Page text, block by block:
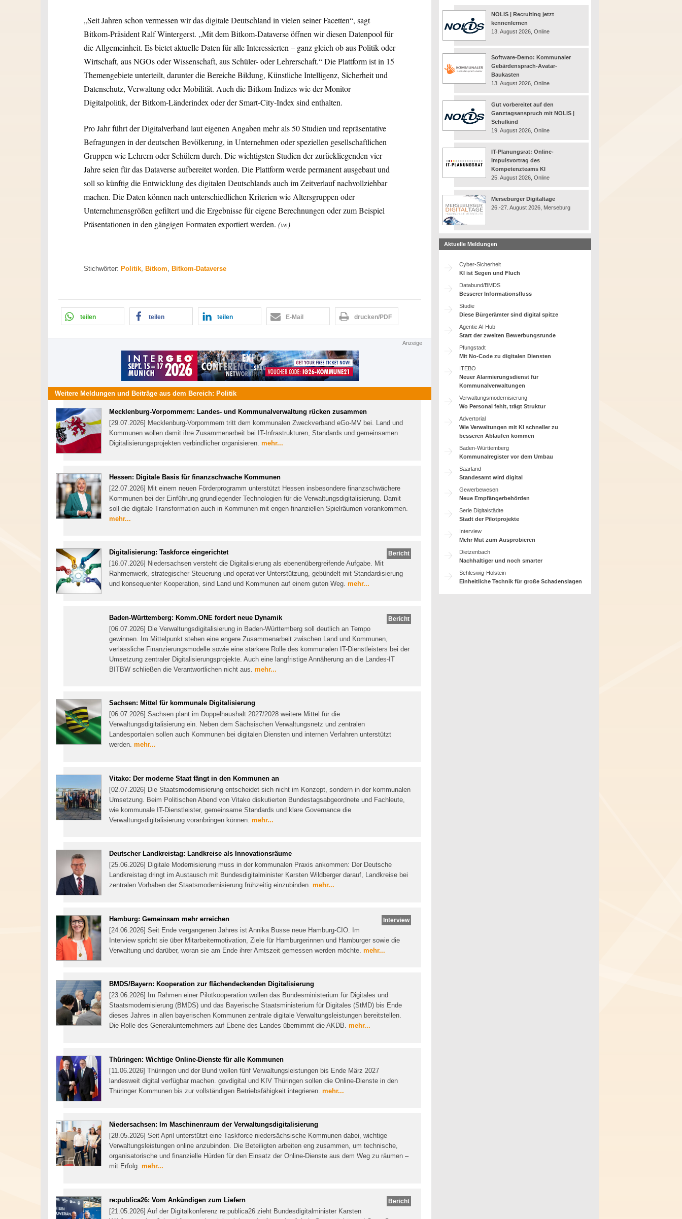
„Seit Jahren schon vermessen wir das digitale Deutschland in vielen seiner Facetten“, sagt
Bitkom-Präsident Ralf Wintergerst. „Mit dem Bitkom-Dataverse öffnen wir diesen Datenpool für
die Allgemeinheit. Es bietet aktuelle Daten für alle Interessierten – ganz gleich ob aus Politik oder
Wirtschaft, aus NGOs oder Wissenschaft, aus Schüler- oder Lehrerschaft.“ Die Plattform ist in 15
Themengebiete unterteilt, darunter die Bereiche Bildung, Künstliche Intelligenz, Sicherheit und
Datenschutz, Verwaltung oder Mobilität. Auch die Bitkom-Indizes wie der Monitor
Digitalpolitik, der Bitkom-Länderindex oder der Smart-City-Index sind enthalten.
Pro Jahr führt der Digitalverband laut eigenen Angaben mehr als 50 Studien und repräsentative
Befragungen in der deutschen Bevölkerung, in Unternehmen oder speziellen gesellschaftlichen
Gruppen wie Lehrern oder Schülern durch. Die wichtigsten Studien der zurückliegenden vier
Jahre seien für das Dataverse aufbereitet worden. Die Plattform werde permanent ausgebaut und
soll so künftig die Entwicklung des digitalen Deutschlands auch im Zeitverlauf nachvollziehbar
machen. Die Daten können nach unterschiedlichen Kriterien wie Altersgruppen oder
Unternehmensgrößen gefiltert und die Ergebnisse für eigene Berechnungen oder zum Beispiel
Präsentationen in den gängigen Formaten exportiert werden. (ve)
Stichwörter: Politik Bitkom Bitkom-Dataverse
teilen teilen teilen E-Mail drucken/PDF
Anzeige
Weitere Meldungen und Beiträge aus dem Bereich: Politik
Mecklenburg-Vorpommern: Landes- und Kommunalverwaltung rücken zusammen
[29.07.2026] Mecklenburg-Vorpommern tritt dem kommunalen Zweckverband eGo-MV bei. Land und
Kommunen wollen damit ihre Zusammenarbeit bei IT-Infrastrukturen, Standards und gemeinsamen
Digitalisierungsprojekten verbindlicher organisieren. mehr...
Hessen: Digitale Basis für finanzschwache Kommunen
[22.07.2026] Mit einem neuen Förderprogramm unterstützt Hessen insbesondere finanzschwächere
Kommunen bei der Einführung grundlegender Technologien für die Verwaltungsdigitalisierung. Damit
soll die digitale Transformation auch in Kommunen mit engen finanziellen Spielräumen vorankommen.
mehr...
Bericht
Digitalisierung: Taskforce eingerichtet
[16.07.2026] Niedersachsen versteht die Digitalisierung als ebenenübergreifende Aufgabe. Mit
Rahmenwerk, strategischer Steuerung und operativer Unterstützung, gebündelt mit Standardisierung
und konsequenter Kooperation, sind Land und Kommunen auf einem guten Weg. mehr...
Bericht
Baden-Württemberg: Komm.ONE fordert neue Dynamik
[06.07.2026] Die Verwaltungsdigitalisierung in Baden-Württemberg soll deutlich an Tempo
gewinnen. Im Mittelpunkt stehen eine engere Zusammenarbeit zwischen Land und Kommunen,
verlässliche Finanzierungsmodelle sowie eine stärkere Rolle des kommunalen IT-Dienstleisters bei der
Umsetzung zentraler Digitalisierungsprojekte. Auch eine langfristige Annäherung an die Landes-IT
BITBW schließen die Verantwortlichen nicht aus. mehr...
Sachsen: Mittel für kommunale Digitalisierung
[06.07.2026] Sachsen plant im Doppelhaushalt 2027/2028 weitere Mittel für die
Verwaltungsdigitalisierung ein. Neben dem Sächsischen Verwaltungsnetz und zentralen
Landesportalen sollen auch Kommunen bei digitalen Diensten und internen Verfahren unterstützt
werden. mehr...
Vitako: Der moderne Staat fängt in den Kommunen an
[02.07.2026] Die Staatsmodernisierung entscheidet sich nicht im Konzept, sondern in der kommunalen
Umsetzung. Beim Politischen Abend von Vitako diskutierten Bundestagsabgeordnete und Fachleute,
wie kommunale IT-Dienstleister, gemeinsame Standards und klare Governance die
Verwaltungsdigitalisierung voranbringen können. mehr...
Deutscher Landkreistag: Landkreise als Innovationsräume
[25.06.2026] Digitale Modernisierung muss in der kommunalen Praxis ankommen: Der Deutsche
Landkreistag dringt im Austausch mit Bundesdigitalminister Karsten Wildberger darauf, Landkreise bei
zentralen Vorhaben der Staatsmodernisierung frühzeitig einzubinden. mehr...
Interview
Hamburg: Gemeinsam mehr erreichen
[24.06.2026] Seit Ende vergangenen Jahres ist Annika Busse neue Hamburg-CIO. Im
Interview spricht sie über Mitarbeitermotivation, Ziele für Hamburgerinnen und Hamburger sowie die
Verwaltung und darüber, woran sie am Ende ihrer Amtszeit gemessen werden möchte. mehr...
BMDS/Bayern: Kooperation zur flächendeckenden Digitalisierung
[23.06.2026] Im Rahmen einer Pilotkooperation wollen das Bundesministerium für Digitales und
Staatsmodernisierung (BMDS) und das Bayerische Staatsministerium für Digitales (StMD) bis Ende
dieses Jahres in allen bayerischen Kommunen zentrale digitale Verwaltungsleistungen bereitstellen.
Die Rolle des Generalunternehmers auf Ebene des Landes übernimmt die AKDB. mehr...
Thüringen: Wichtige Online-Dienste für alle Kommunen
[11.06.2026] Thüringen und der Bund wollen fünf Verwaltungsleistungen bis Ende März 2027
landesweit digital verfügbar machen. govdigital und KIV Thüringen sollen die Online-Dienste in den
Thüringer Kommunen bis zur vollständigen Betriebsfähigkeit integrieren. mehr...
Niedersachsen: Im Maschinenraum der Verwaltungsdigitalisierung
[28.05.2026] Seit April unterstützt eine Taskforce niedersächsische Kommunen dabei, wichtige
Verwaltungsleistungen online anzubinden. Die Beteiligten arbeiten eng zusammen, um technische,
organisatorische und finanzielle Hürden für den Einsatz der Online-Dienste aus dem Weg zu räumen –
mit Erfolg. mehr...
Bericht
re:publica26: Vom Ankündigen zum Liefern
[21.05.2026] Auf der Digitalkonferenz re:publica26 zieht Bundesdigitalminister Karsten
NOLIS | Recruiting jetzt
kennenlernen
13. August 2026, Online
Software-Demo: Kommunaler
Gebärdensprach-Avatar-
Baukasten
13. August 2026, Online
Gut vorbereitet auf den
Ganztagsanspruch mit NOLIS |
Schulkind
19. August 2026, Online
IT-Planungsrat: Online-
Impulsvortrag des
Kompetenzteams KI
25. August 2026, Online
Merseburger Digitaltage
26.-27. August 2026, Merseburg
Aktuelle Meldungen
Cyber-Sicherheit
KI ist Segen und Fluch
Databund/BMDS
Besserer Informationsfluss
Studie
Diese Bürgerämter sind digital spitze
Agentic AI Hub
Start der zweiten Bewerbungsrunde
Pfungstadt
Mit No-Code zu digitalen Diensten
ITEBO
Neuer Alarmierungsdienst für
Kommunalverwaltungen
Verwaltungsmodernisierung
Wo Personal fehlt, trägt Struktur
Advertorial
Wie Verwaltungen mit KI schneller zu
besseren Abläufen kommen
Baden-Württemberg
Kommunalregister vor dem Umbau
Saarland
Standesamt wird digital
Gewerbewesen
Neue Empfängerbehörden
Serie Digitalstädte
Stadt der Pilotprojekte
Interview
Mehr Mut zum Ausprobieren
Dietzenbach
Nachhaltiger und noch smarter
Schleswig-Holstein
Einheitliche Technik für große Schadenslagen